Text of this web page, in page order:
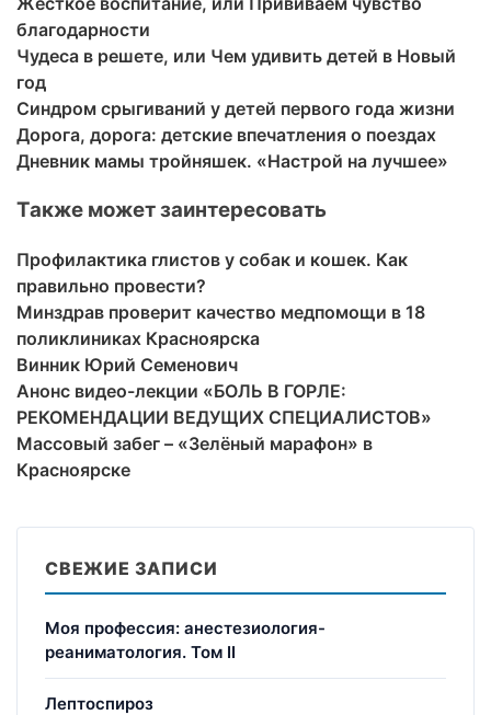
благодарности
Чудеса в решете, или Чем удивить детей в Новый
год
Синдром срыгиваний у детей первого года жизни
Дорога, дорога: детские впечатления о поездах
Дневник мамы тройняшек. «Настрой на лучшее»
Также может заинтересовать
Профилактика глистов у собак и кошек. Как
правильно провести?
Минздрав проверит качество медпомощи в 18
поликлиниках Красноярска
Винник Юрий Семенович
Анонс видео-лекции «БОЛЬ В ГОРЛЕ:
РЕКОМЕНДАЦИИ ВЕДУЩИХ СПЕЦИАЛИСТОВ»
Массовый забег – «Зелёный марафон» в
Красноярске
СВЕЖИЕ ЗАПИСИ
Моя профессия: анестезиология-
реаниматология. Том II
Лептоспироз